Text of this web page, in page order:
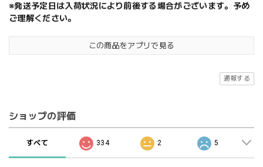
※発送予定日は入荷状況により前後する場合がございます。予め
ご理解ください。
この商品をアプリで見る
通報する
ショップの評価
すべて 334 2 5